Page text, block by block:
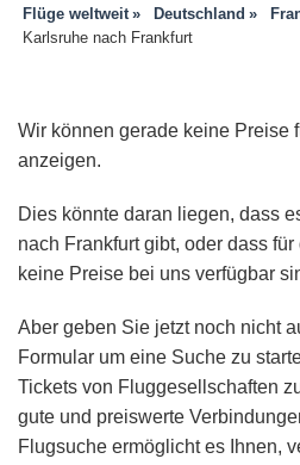
Flüge weltweit Deutschland
Karlsruhe nach Frankfurt
Wir können gerade keine Preise
anzeigen.
Dies könnte daran liegen, dass
nach Frankfurt gibt, oder dass
keine Preise bei uns verfügbar
Aber geben Sie jetzt noch nicht
Formular um eine Suche zu
Tickets von Fluggesellschaften
gute und preiswerte
Flugsuche ermöglicht es Ihnen,